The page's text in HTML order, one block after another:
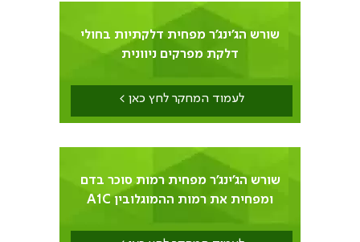
שורש הג'ינג'ר מפחית דלקתיות בחולי
דלקת מפרקים ניוונית
לעמוד המחקר לחץ כאן >
שורש הג'ינג'ר מפחית רמות סוכר בדם
ומפחית את רמות ההמוגלובין A1C